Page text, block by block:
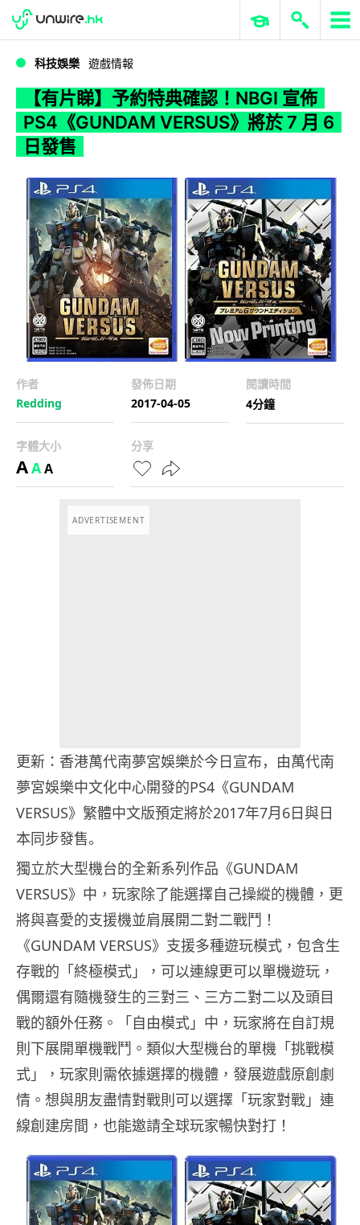
WWDC 2026 ERP 與商業 AI
科技娛樂 遊戲情報
【有片睇】予約特典確認！NBGI 宣佈
PS4《GUNDAM VERSUS》將於 7 月 6
日發售
作者
Redding
發佈日期
2017-04-05
閱讀時間
4分鐘
字體大小
AAA
分享
ADVERTISEMENT
更新： 香港萬代南夢宮娛樂於今日宣布， 由萬代南
夢宮娛樂中文化中心開發的PS4 《GUNDAM
VERSUS》繁體中文版預定將於2017年7月6日與日
本同步發售。
獨立於大型機台的全新系列作品《GUNDAM
VERSUS》中，玩家除了能選擇自己操縱的機體，更
將與喜愛的支援機並肩展開二對二戰鬥！
《GUNDAM VERSUS》支援多種遊玩模式，包含生
存戰的「終極模式」，可以連線更可以單機遊玩，
偶爾還有隨機發生的三對三、三方二對二以及頭目
戰的額外任務。「自由模式」中，玩家將在自訂規
則下展開單機戰鬥。類似大型機台的單機「挑戰模
式」，玩家則需依據選擇的機體，發展遊戲原創劇
情。想與朋友盡情對戰則可以選擇「玩家對戰」連
線創建房間，也能邀請全球玩家暢快對打！